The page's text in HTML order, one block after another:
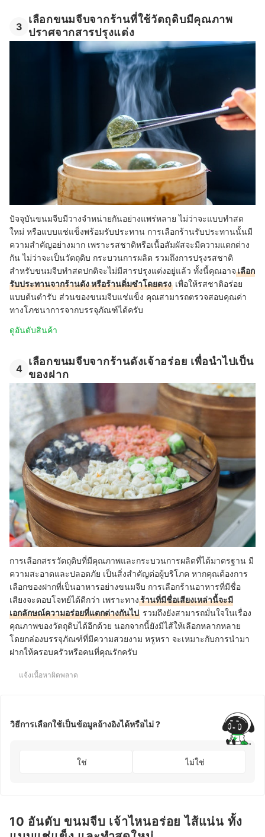
3
เลือกขนมจีบจากร้านที่ใช้วัตถุดิบมีคุณภาพ
ปราศจากสารปรุงแต่ง
ปัจจุบันขนมจีบมีวางจำหน่ายกันอย่างแพร่หลาย ไม่ว่าจะแบบทำสด
ใหม่ หรือแบบแช่แข็งพร้อมรับประทาน การเลือกร้านรับประทานนั้นมี
ความสำคัญอย่างมาก เพราะรสชาติหรือเนื้อสัมผัสจะมีความแตกต่าง
กัน ไม่ว่าจะเป็นวัตถุดิบ กระบวนการผลิต รวมถึงการปรุงรสชาติ
สำหรับขนมจีบทำสดปกติจะไม่มีสารปรุงแต่งอยู่แล้ว ทั้งนี้คุณอาจเลือก
รับประทานจากร้านดัง หรือร้านติ่มซำโดยตรง เพื่อให้รสชาติอร่อย
แบบต้นตำรับ ส่วนของขนมจีบแช่แข็ง คุณสามารถตรวจสอบคุณค่า
ทางโภชนาการจากบรรจุภัณฑ์ได้ครับ
ดูอันดับสินค้า
4
เลือกขนมจีบจากร้านดังเจ้าอร่อย เพื่อนำไปเป็น
ของฝาก
การเลือกสรรวัตถุดิบที่มีคุณภาพและกระบวนการผลิตที่ได้มาตรฐาน มี
ความสะอาดและปลอดภัย เป็นสิ่งสำคัญต่อผู้บริโภค หากคุณต้องการ
เลือกของฝากที่เป็นอาหารอย่างขนมจีบ การเลือกร้านอาหารที่มีชื่อ
เสียงจะตอบโจทย์ได้ดีกว่า เพราะทางร้านที่มีชื่อเสียงเหล่านี้จะมี
เอกลักษณ์ความอร่อยที่แตกต่างกันไป รวมถึงยังสามารถมั่นใจในเรื่อง
คุณภาพของวัตถุดิบได้อีกด้วย นอกจากนี้ยังมีไส้ให้เลือกหลากหลาย
โดยกล่องบรรจุภัณฑ์ที่มีความสวยงาม หรูหรา จะเหมาะกับการนำมา
ฝากให้ครอบครัวหรือคนที่คุณรักครับ
แจ้งเนื้อหาผิดพลาด
วิธีการเลือกใช้เป็นข้อมูลอ้างอิงได้หรือไม่ ?
ใช่ ไม่ใช่
10 อันดับ ขนมจีบ เจ้าไหนอร่อย ไส้แน่น ทั้ง